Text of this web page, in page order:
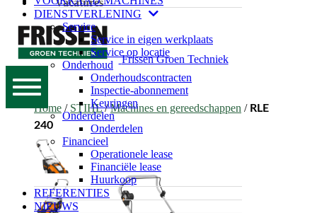
DIENSTVERLENING
Service
Service in eigen werkplaats
Service op locatie
Onderhoud
Onderhoudscontracten
Inspectie-abonnement
Keuringen
Onderdelen
Onderdelen
Financieel
Operationele lease
Financiële lease
Huurkoop
REFERENTIES
NIEUWS
Vacatures
Frissen Groen Techniek
Home / STIHL/Machines en gereedschappen / RLE
240